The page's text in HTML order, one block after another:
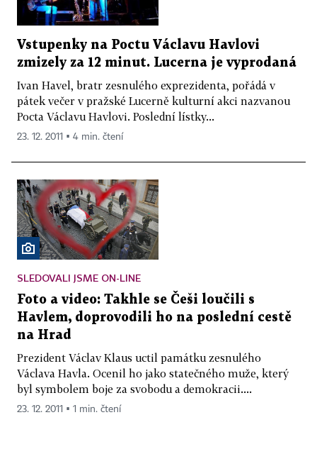
Vstupenky na Poctu Václavu Havlovi
zmizely za 12 minut. Lucerna je vyprodaná
Ivan Havel, bratr zesnulého exprezidenta, pořádá v
pátek večer v pražské Lucerně kulturní akci nazvanou
Pocta Václavu Havlovi. Poslední lístky...
23. 12. 2011 ▪ 4 min. čtení
SLEDOVALI JSME ON-LINE
Foto a video: Takhle se Češi loučili s
Havlem, doprovodili ho na poslední cestě
na Hrad
Prezident Václav Klaus uctil památku zesnulého
Václava Havla. Ocenil ho jako statečného muže, který
byl symbolem boje za svobodu a demokracii....
23. 12. 2011 ▪ 1 min. čtení